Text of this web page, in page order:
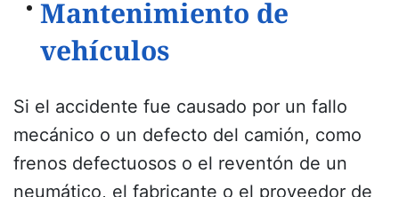
Mantenimiento de
vehículos
Si el accidente fue causado por un fallo
mecánico o un defecto del camión, como
frenos defectuosos o el reventón de un
neumático, el fabricante o el proveedor de